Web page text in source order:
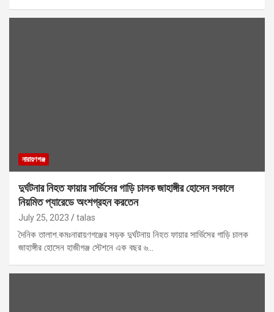
নারায়ণগঞ্জ
দুর্ঘটনার নিহত ফায়ার সার্ভিসের গাড়ি চালক জাহাঙ্গীর হোসেন সকালে
নিয়মিত প্যারেডে অংশগ্রহন করতেন
July 25, 2023 talas
দৈনিক তালাশ.কমঃনারায়ণগঞ্জের সড়ক দুর্ঘটনায় নিহত ফায়ার সার্ভিসের গাড়ি চালক
জাহাঙ্গীর হোসেন হাজীগঞ্জ স্টেশনে এক বছর ৬…